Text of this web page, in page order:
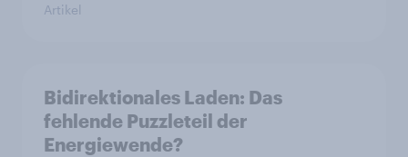
Artikel
Bidirektionales Laden: Das
fehlende Puzzleteil der
Energiewende?